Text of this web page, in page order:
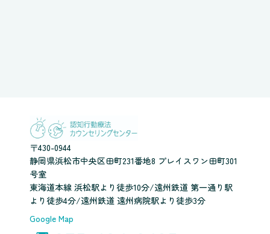
〒430-0944
静岡県浜松市中央区田町231番地8 プレイスワン田町301
号室
東海道本線 浜松駅より徒歩10分/遠州鉄道 第一通り駅
より徒歩4分/遠州鉄道 遠州病院駅より徒歩3分
Google Map